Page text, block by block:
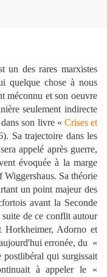
un des rares marxistes
quelque chose à nous
méconnu et son oeuvre
seulement indirecte
son livre « Crises et
Sa trajectoire dans les
appelé après guerre,
évoquée à la marge
Sa théorie
un point majeur des
avant la Seconde
suite de ce conflit autour
Horkheimer, Adorno et
erronée, du «
postlibéral qui surgissait
à appeler le
«